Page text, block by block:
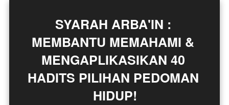
SYARAH ARBA'IN :
MEMBANTU MEMAHAMI &
MENGAPLIKASIKAN 40
HADITS PILIHAN PEDOMAN
HIDUP!